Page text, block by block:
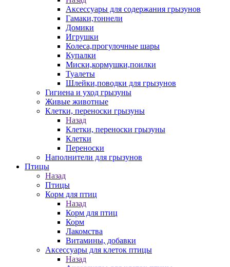
Аксессуары для содержания грызунов
Гамаки,тоннели
Домики
Игрушки
Колеса,прогулочные шары
Купалки
Миски,кормушки,поилки
Туалеты
Шлейки,поводки для грызунов
Гигиена и уход грызуны
Живые животные
Клетки, переноски грызуны
Назад
Клетки, переноски грызуны
Клетки
Переноски
Наполнители для грызунов
Птицы
Назад
Птицы
Корм для птиц
Назад
Корм для птиц
Корм
Лакомства
Витамины, добавки
Аксессуары для клеток птицы
Назад